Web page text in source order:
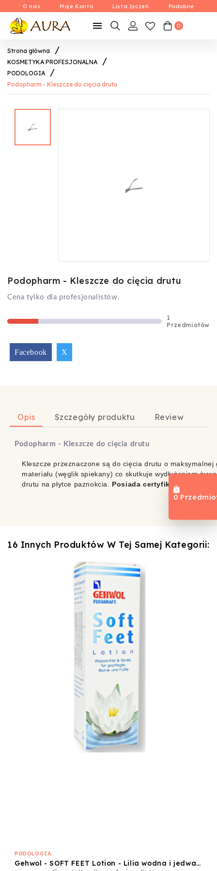
0
O nas Moje Konto Lista życzeń Podobne
 0
Strona główna
KOSMETYKA PROFESJONALNA
PODOLOGIA
Podopharm - Kleszcze do cięcia drutu
Podopharm - Kleszcze do cięcia drutu
Cena tylko dla profesjonalistów.
1
Przedmiotów
Facebook X
Opis Szczegóły produktu Review
Podopharm - Kleszcze do cięcia drutu
Kleszcze przeznaczone są do cięcia drutu o
materiału (węglik spiekany) co skutkuje wydłużeniem
drutu na płytce paznokcia. Posiada certyfikat CE.
16 Innych Produktów W Tej Samej Kategorii:
PODOLOGIA
Gehwol - SOFT FEET Lotion - Lilia wodna i jedwab dla zadbanych stóp i nóg - 125ml